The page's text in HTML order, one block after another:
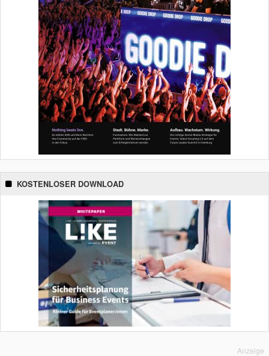
KOSTENLOSER DOWNLOAD
Anzeige